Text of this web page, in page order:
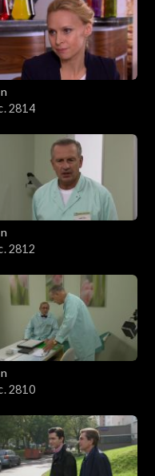
2814
2812
2810